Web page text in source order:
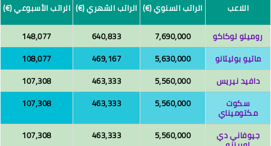
اللاعب الراتب السنوي (€) الراتب الشهري (€) الراتب الأسبوعي (€)
لوكاكو
7,690,000
640,833
148,077
بوليتانو
5,630,000
469,167
108,077
دافيد نيريس
5,560,000
463,333
107,308
سكوت
مكتوميناي
5,560,000
463,333
107,308
جيوفاني دي 5,560,000
463,333
107,308